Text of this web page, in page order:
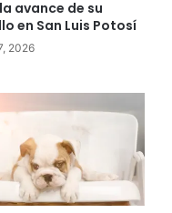
avance de su
en San Luis Potosí
2026